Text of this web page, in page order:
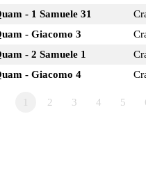
- 1 Samuele 31
- Giacomo 3
- 2 Samuele 1
- Giacomo 4
2 3 4 5